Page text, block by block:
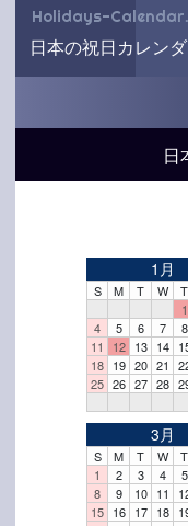
Holidays-
日本の祝日カレン
日
1月
S M T W T
1
4
5 6 7 8
11
12 13 14
18 19 20 21
25 26 27 28
3月
S M T W T
1
2 3 4 5
8
9 10 11
15 16 17 18